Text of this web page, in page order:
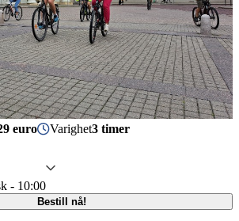
euro Varighet3 timer
- 10:00
Bestill nå!